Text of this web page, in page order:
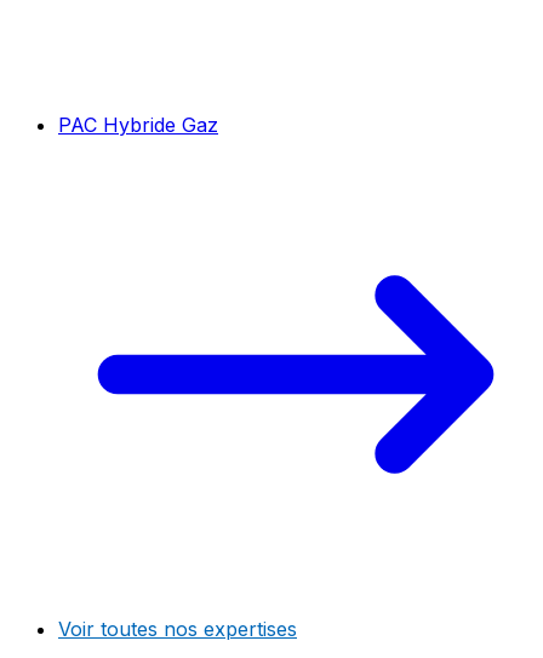
PAC Hybride Gaz
Voir toutes nos expertises